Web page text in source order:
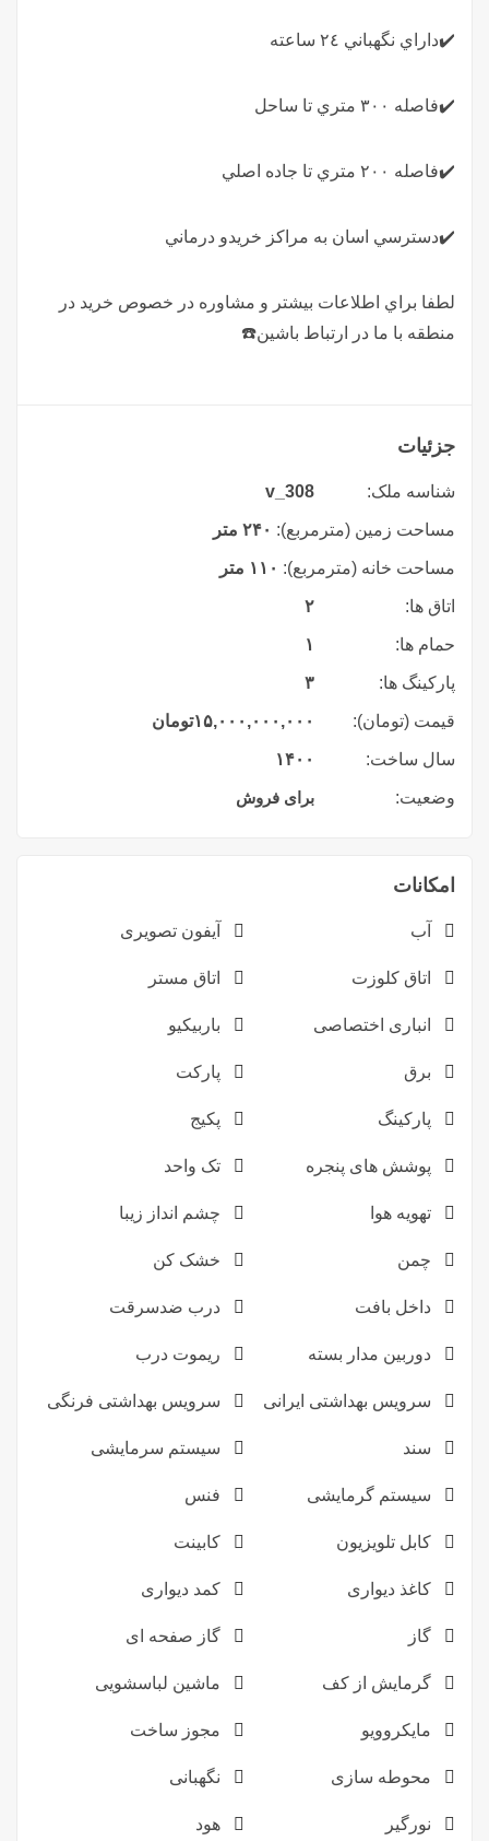
✔️داراي نگهباني ٢٤ ساعته
✔️فاصله ٣٠٠ متري تا ساحل
✔️فاصله ٢٠٠ متري تا جاده اصلي
✔️دسترسي اسان به مراكز خريدو درماني
لطفا براي اطلاعات بيشتر و مشاوره در خصوص خريد در
منطقه با ما در ارتباط باشين☎️
جزئیات
شناسه ملک: v_308
مساحت زمین (مترمربع): ۲۴۰ متر
مساحت خانه (مترمربع): ۱۱۰ متر
اتاق ها: ۲
حمام ها: ۱
پارکینگ ها: ۳
قیمت (تومان): ۱۵,۰۰۰,۰۰۰,۰۰۰تومان
سال ساخت: ۱۴۰۰
وضعیت: برای فروش
امکانات
آب آیفون تصویری
اتاق کلوزت اتاق مستر
انباری اختصاصی باربیکیو
برق پارکت
پارکینگ پکیج
پوشش های پنجره تک واحد
تهویه هوا چشم انداز زیبا
چمن خشک کن
داخل بافت درب ضدسرقت
دوربین مدار بسته ریموت درب
سرویس بهداشتی ایرانی سرویس بهداشتی فرنگی
سند سیستم سرمایشی
سیستم گرمایشی فنس
کابل تلویزیون کابینت
کاغذ دیواری کمد دیواری
گاز گاز صفحه ای
گرمایش از کف ماشین لباسشویی
مایکروویو مجوز ساخت
محوطه سازی نگهبانی
نورگیر هود